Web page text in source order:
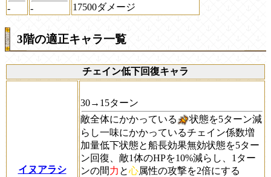
-
-
17500ダメージ
3階の適正キャラ一覧
チェイン低下回復キャラ
イヌアラシ
30→15ターン
敵全体にかかっている
状態を5ターン減
らし一味にかかっているチェイン係数増
加量低下状態と船長効果無効状態を5ター
ン回復、敵1体のHPを10%減らし、1ター
ンの間力 と心属性の攻撃を2倍にする